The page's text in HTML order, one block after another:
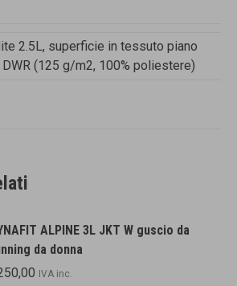
2.5L, superficie in tessuto piano
(125 g/m2, 100% poliestere)
ALPINE 3L JKT W guscio da
da donna
IVA inc.